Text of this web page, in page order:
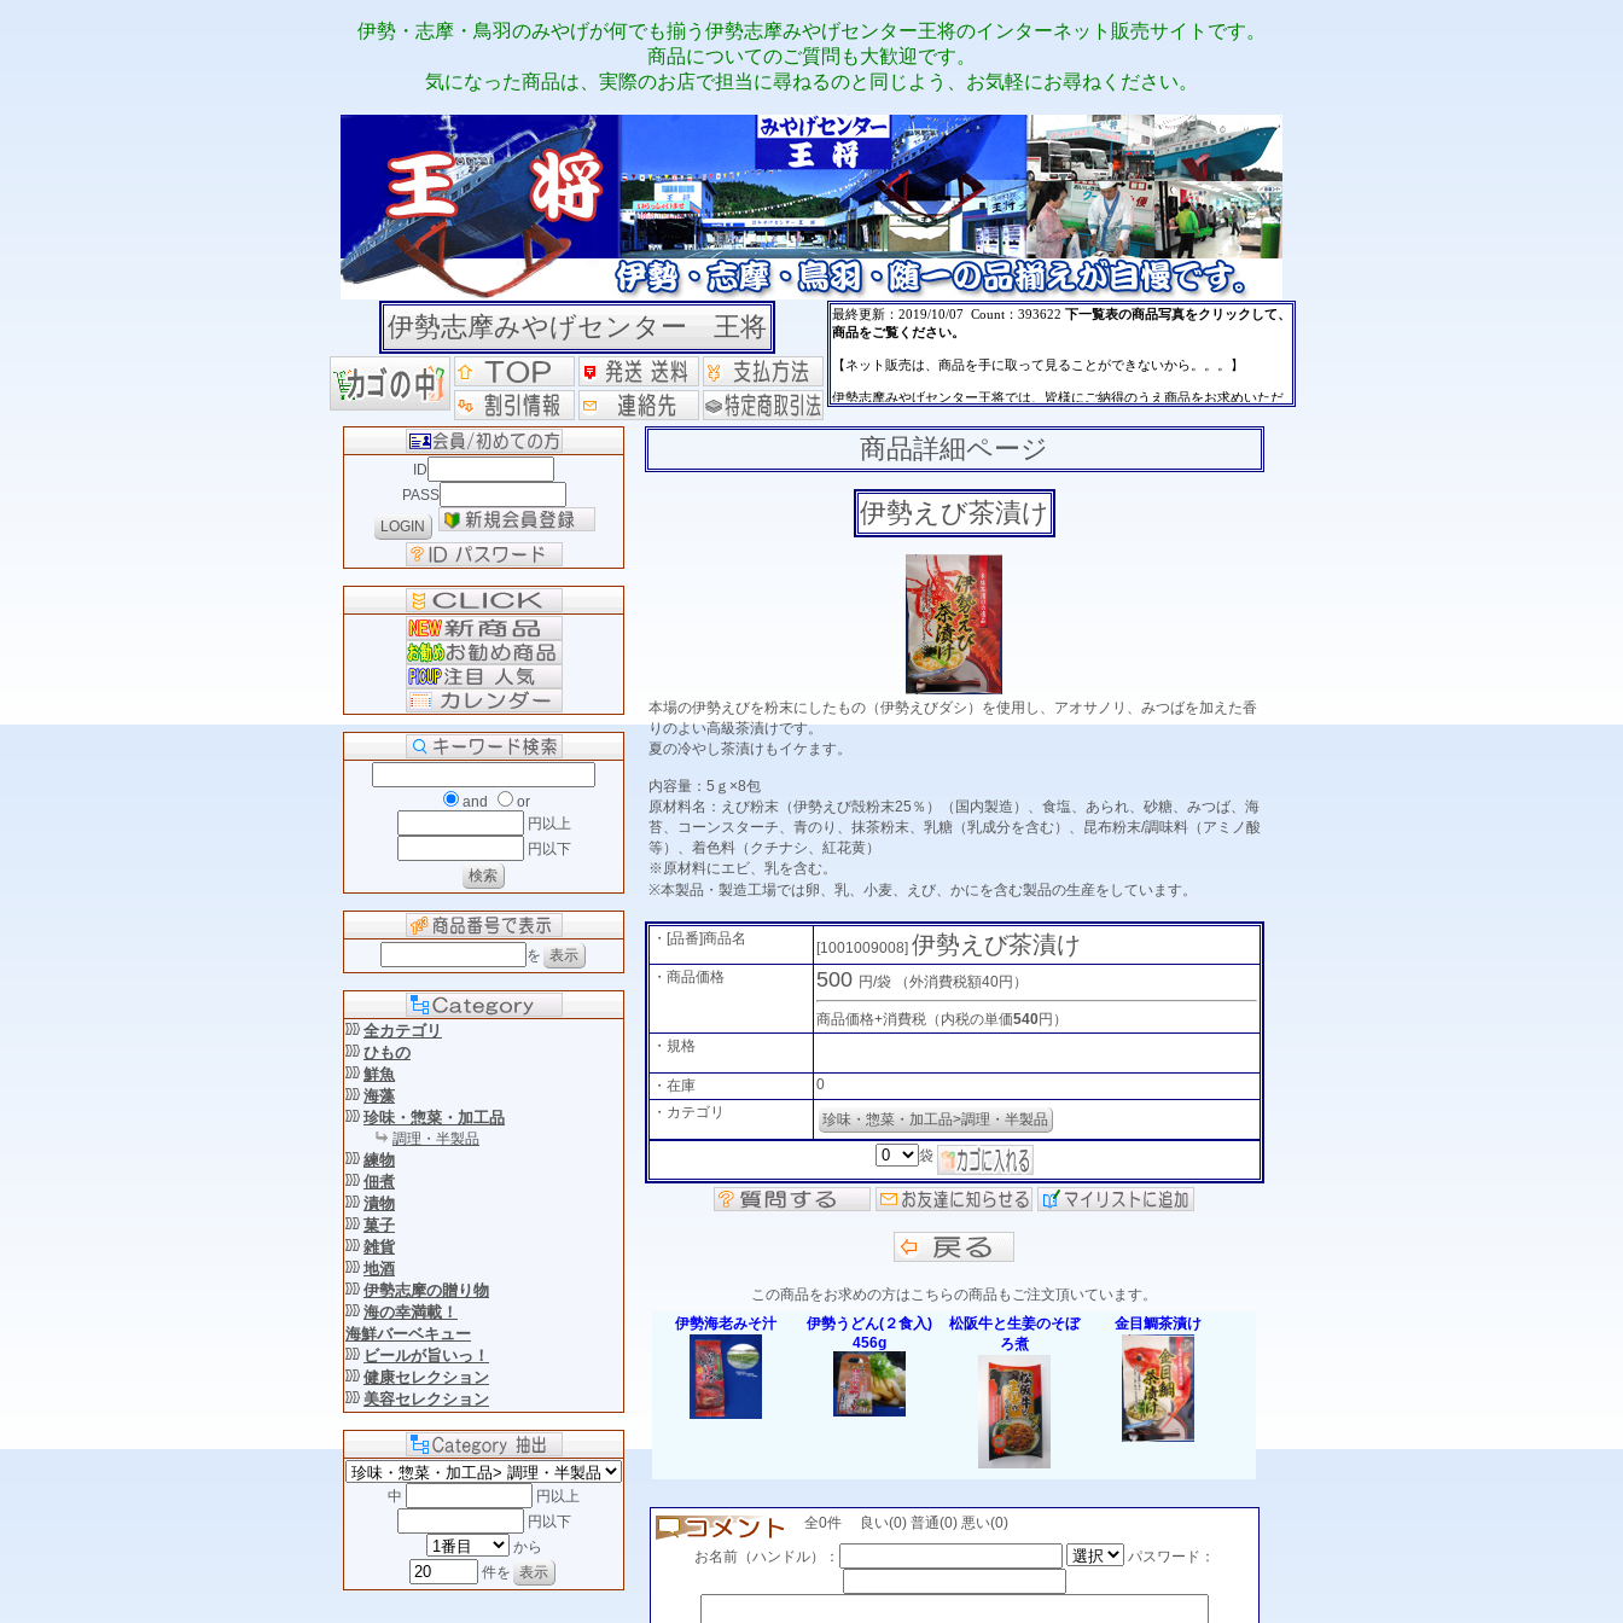
伊勢・志摩・鳥羽のみやげが何でも揃う伊勢志摩みやげセンター王将のインターネット販売サイトです。
商品についてのご質問も大歓迎です。
気になった商品は、実際のお店で担当に尋ねるのと同じよう、お気軽にお尋ねください。
伊勢志摩みやげセンター 王将
ID
PASS
and
or
円以上
円以下
を
全カテゴリ
ひもの
鮮魚
海藻
珍味・惣菜・加工品
調理・半製品
練物
佃煮
漬物
菓子
雑貨
地酒
伊勢志摩の贈り物
海の幸満載！
海鮮バーベキュー
ビールが旨いっ！
健康セレクション
美容セレクション
中
円以上
円以下
から
件を
商品詳細ページ
伊勢えび茶漬け
本場の伊勢えびを粉末にしたもの（伊勢えびダシ）を使用し、アオサノリ、みつばを加えた香
りのよい高級茶漬けです。
夏の冷やし茶漬けもイケます。
内容量：5ｇ×8包
原材料名：えび粉末（伊勢えび殻粉末25％）（国内製造）、食塩、あられ、砂糖、みつば、海
苔、コーンスターチ、青のり、抹茶粉末、乳糖（乳成分を含む）、昆布粉末/調味料（アミノ酸
等）、着色料（クチナシ、紅花黄）
※原材料にエビ、乳を含む。
※本製品・製造工場では卵、乳、小麦、えび、かにを含む製品の生産をしています。
・[品番]商品名
[1001009008] 伊勢えび茶漬け
・商品価格 500 円/袋 （外消費税額40円）
商品価格+消費税（内税の単価540円）
・規格
・在庫
0
・カテゴリ
珍味・惣菜・加工品>調理・半製品
袋
この商品をお求めの方はこちらの商品もご注文頂いています。
伊勢海老みそ汁
伊勢うどん(２食入)
456g
松阪牛と生姜のそぼ
ろ煮
金目鯛茶漬け
全0件 良い(0) 普通(0) 悪い(0)
お名前（ハンドル）：
パスワード：